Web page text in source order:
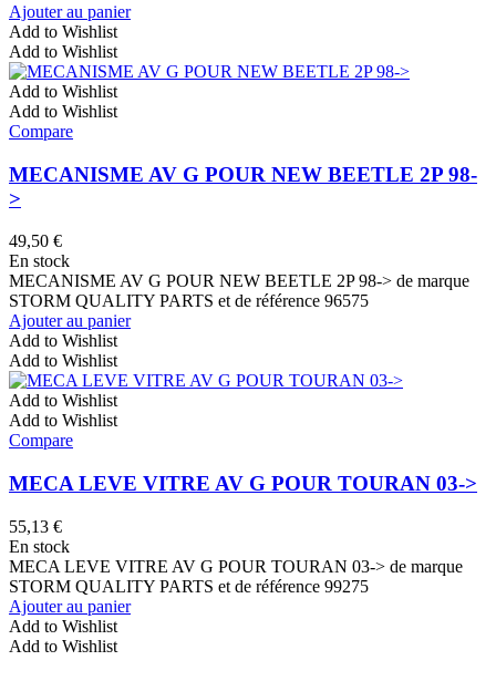
Ajouter au panier
Add to Wishlist
Add to Wishlist
Add to Wishlist
Add to Wishlist
Compare
MECANISME AV G POUR NEW BEETLE 2P 98-
>
49,50 €
En stock
MECANISME AV G POUR NEW BEETLE 2P 98-> de marque
STORM QUALITY PARTS et de référence 96575
Ajouter au panier
Add to Wishlist
Add to Wishlist
Add to Wishlist
Add to Wishlist
Compare
MECA LEVE VITRE AV G POUR TOURAN 03->
55,13 €
En stock
MECA LEVE VITRE AV G POUR TOURAN 03-> de marque
STORM QUALITY PARTS et de référence 99275
Ajouter au panier
Add to Wishlist
Add to Wishlist